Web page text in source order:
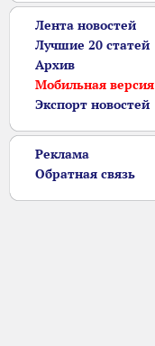
Лента новостей
Лучшие 20 статей
Архив
Мобильная версия
Экспорт новостей
Реклама
Обратная связь